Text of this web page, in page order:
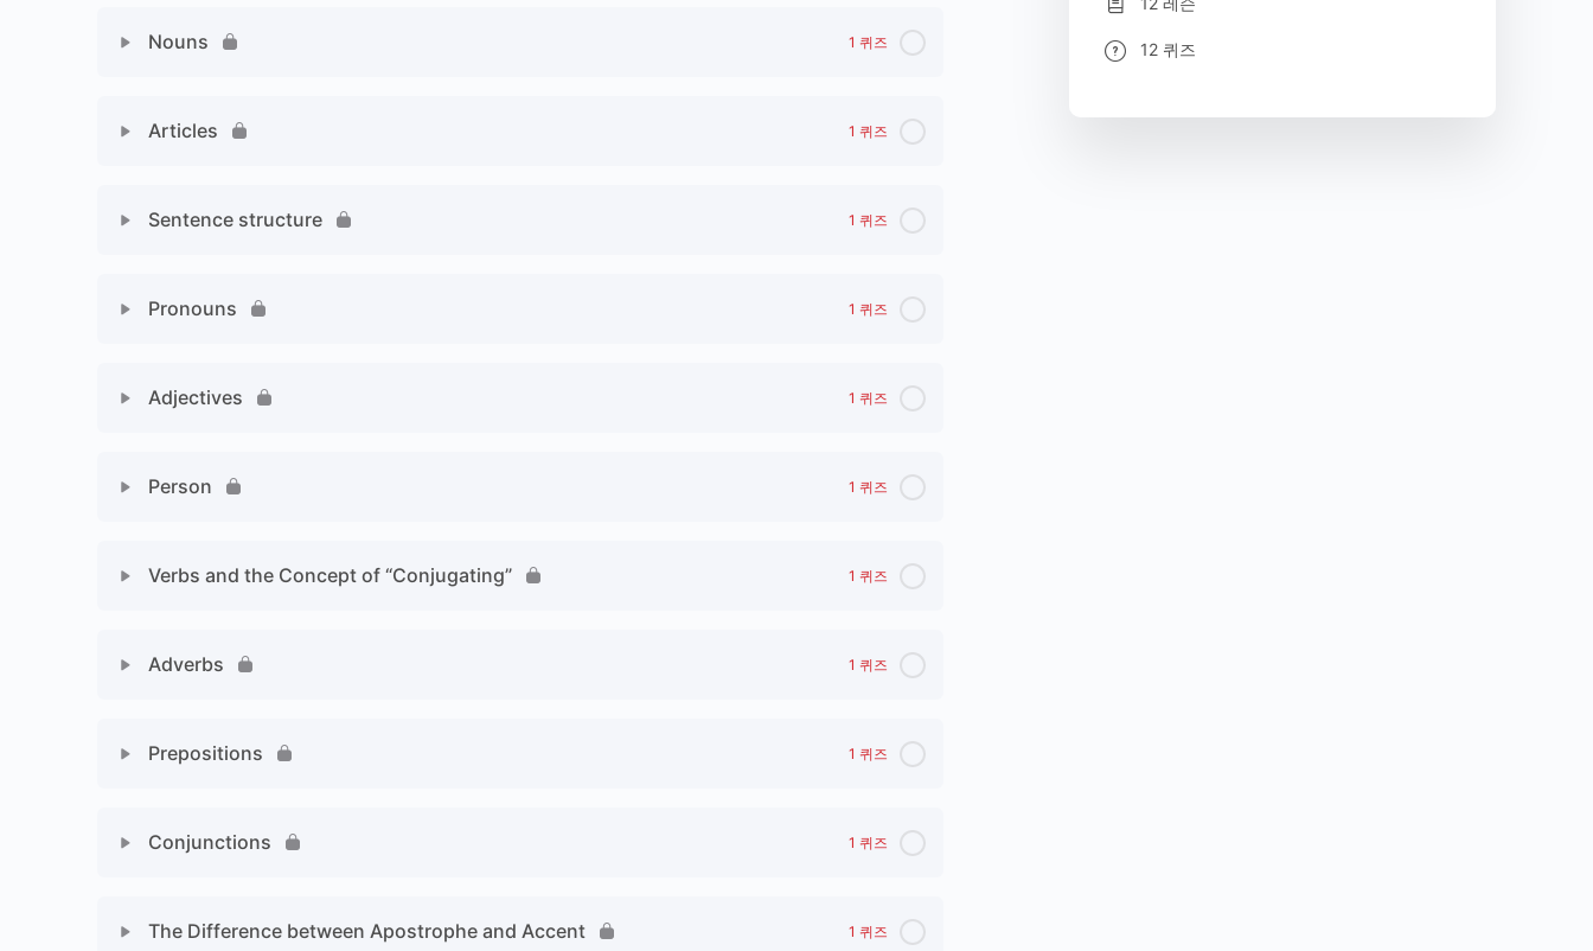
Nouns 1 퀴즈
Articles 1 퀴즈
Sentence structure 1 퀴즈
Pronouns 1 퀴즈
Adjectives 1 퀴즈
Person 1 퀴즈
Verbs and the Concept of “Conjugating” 1 퀴즈
Adverbs 1 퀴즈
Prepositions 1 퀴즈
Conjunctions 1 퀴즈
The Difference between Apostrophe and Accent 1 퀴즈
12 퀴즈